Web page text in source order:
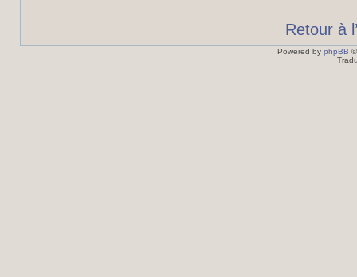
Retour à
Powered by phpBB